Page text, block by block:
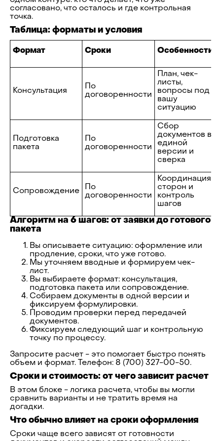
согласовано, что осталось и где контрольная
точка.
Таблица: форматы и условия
Формат Сроки Особенности
Консультация
По
договоренности
План, чек-
листы,
вопросы под
вашу
ситуацию
Подготовка
пакета
По
договоренности
Сбор
документов в
единой
версии и
сверка
Сопровождение
По
договоренности
Координация
сторон и
контроль
шагов
Алгоритм на 6 шагов: от заявки до готового
пакета
Вы описываете ситуацию: оформление или
продление, сроки, что уже готово.
Мы уточняем вводные и формируем чек-
лист.
Вы выбираете формат: консультация,
подготовка пакета или сопровождение.
Собираем документы в одной версии и
фиксируем формулировки.
Проводим проверки перед передачей
документов.
Фиксируем следующий шаг и контрольную
точку по процессу.
Запросите расчет - это помогает быстро понять
объем и формат. Телефон: 8 (700) 327-00-50.
Сроки и стоимость: от чего зависит расчет
В этом блоке - логика расчета, чтобы вы могли
сравнить варианты и не тратить время на
догадки.
Что обычно влияет на сроки оформления
Сроки чаще всего зависят от готовности